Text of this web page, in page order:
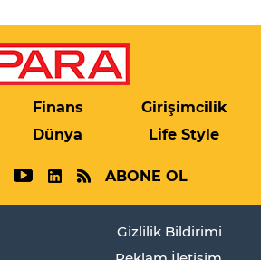
Finans
Girişimcilik
Dünya Life Style
ABONE OL
Gizlilik Bildirimi